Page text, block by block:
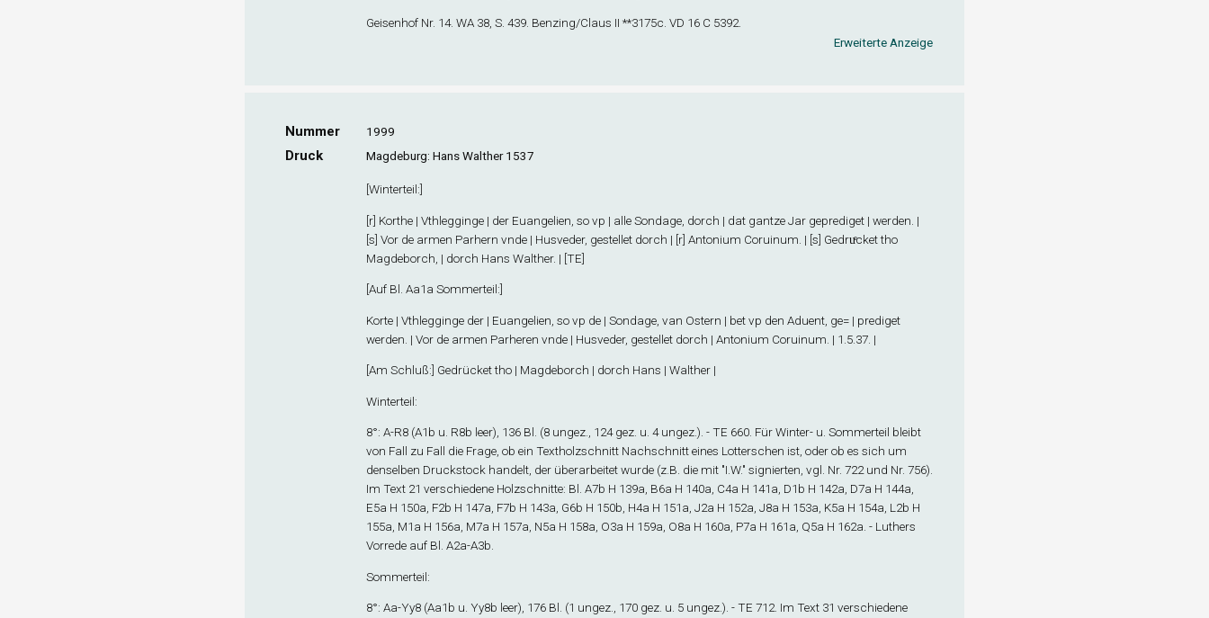
Geisenhof Nr. 14. WA 38, S. 439. Benzing/Claus II **3175c. VD 16 C 5392.
Erweiterte Anzeige
Nummer 1999
Druck Magdeburg: Hans Walther 1537
[Winterteil:]
[r] Korthe | Vthlegginge | der Euangelien, so vp | alle Sondage, dorch | dat gantze Jar geprediget | werden. |
[s] Vor de armen Parhern vnde | Husveder, gestellet dorch | [r] Antonium Coruinum. | [s] Gedruͤcket tho
Magdeborch, | dorch Hans Walther. | [TE]
[Auf Bl. Aa1a Sommerteil:]
Korte | Vthlegginge der | Euangelien, so vp de | Sondage, van Ostern | bet vp den Aduent, ge= | prediget
werden. | Vor de armen Parheren vnde | Husveder, gestellet dorch | Antonium Coruinum. | 1.5.37. |
[Am Schluß:] Gedrücket tho | Magdeborch | dorch Hans | Walther |
Winterteil:
8°: A-R8 (A1b u. R8b leer), 136 Bl. (8 ungez., 124 gez. u. 4 ungez.). - TE 660. Für Winter- u. Sommerteil bleibt
von Fall zu Fall die Frage, ob ein Textholzschnitt Nachschnitt eines Lotterschen ist, oder ob es sich um
denselben Druckstock handelt, der überarbeitet wurde (z.B. die mit "I.W." signierten, vgl. Nr. 722 und Nr. 756).
Im Text 21 verschiedene Holzschnitte: Bl. A7b H 139a, B6a H 140a, C4a H 141a, D1b H 142a, D7a H 144a,
E5a H 150a, F2b H 147a, F7b H 143a, G6b H 150b, H4a H 151a, J2a H 152a, J8a H 153a, K5a H 154a, L2b H
155a, M1a H 156a, M7a H 157a, N5a H 158a, O3a H 159a, O8a H 160a, P7a H 161a, Q5a H 162a. - Luthers
Vorrede auf Bl. A2a-A3b
Sommerteil:
8°: Aa-Yy8 (Aa1b u. Yy8b leer), 176 Bl. (1 ungez., 170 gez. u. 5 ungez.). - TE 712. Im Text 31 verschiedene